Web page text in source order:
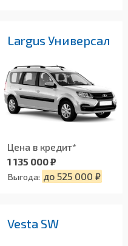
Largus Универсал
Цена в кредит*
1 135 000 ₽
Выгода: до 525 000 ₽
Vesta SW